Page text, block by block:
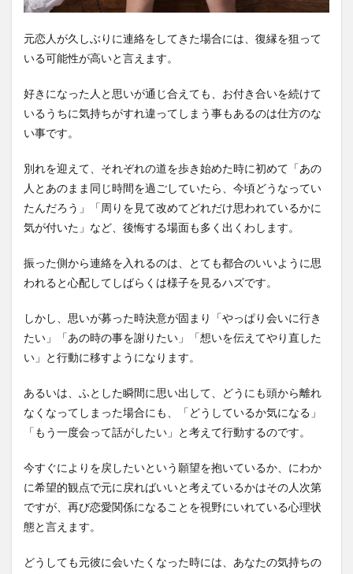
元恋人が久しぶりに連絡をしてきた場合には、復縁を狙って
いる可能性が高いと言えます。
好きになった人と思いが通じ合えても、お付き合いを続けて
いるうちに気持ちがすれ違ってしまう事もあるのは仕方のな
い事です。
別れを迎えて、それぞれの道を歩き始めた時に初めて「あの
人とあのまま同じ時間を過ごしていたら、今頃どうなってい
たんだろう」「周りを見て改めてどれだけ思われているかに
気が付いた」など、後悔する場面も多く出くわします。
振った側から連絡を入れるのは、とても都合のいいように思
われると心配してしばらくは様子を見るハズです。
しかし、思いが募った時決意が固まり「やっぱり会いに行き
たい」「あの時の事を謝りたい」「想いを伝えてやり直した
い」と行動に移すようになります。
あるいは、ふとした瞬間に思い出して、どうにも頭から離れ
なくなってしまった場合にも、「どうしているか気になる」
「もう一度会って話がしたい」と考えて行動するのです。
今すぐによりを戻したいという願望を抱いているか、にわか
に希望的観点で元に戻ればいいと考えているかはその人次第
ですが、再び恋愛関係になることを視野にいれている心理状
態と言えます。
どうしても元彼に会いたくなった時には、あなたの気持ちの